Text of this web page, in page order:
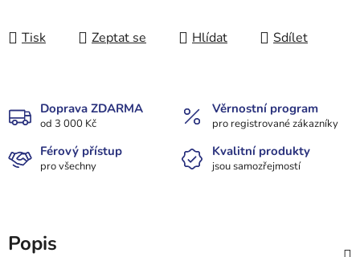
Tisk Zeptat se Hlídat Sdílet
Doprava ZDARMA
od 3 000 Kč
Věrnostní program
pro registrované zákazníky
Férový přístup
pro všechny
Kvalitní produkty
jsou samozřejmostí
Popis